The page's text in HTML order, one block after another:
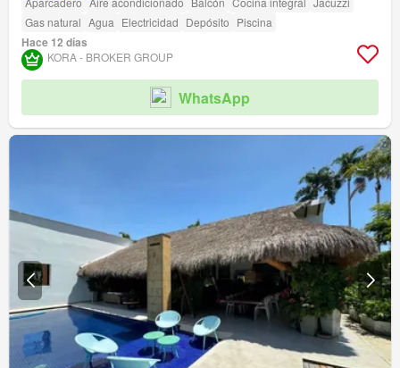
Gas natural Agua Electricidad Depósito Piscina
Hace 12 días
KORA - BROKER GROUP
WhatsApp